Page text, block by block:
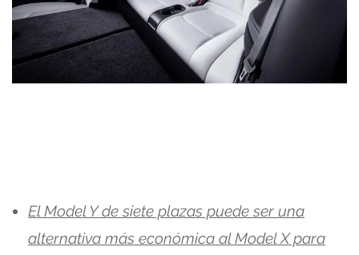
El Model Y de siete plazas puede ser una
alternativa más económica al Model X para